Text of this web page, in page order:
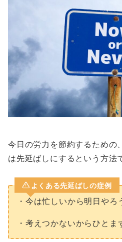
今日の労力を節約するための
は先延ばしにするという方法
よくある先延ばしの症例
・今は忙しいから明日やろ
・考えつかないからひとま